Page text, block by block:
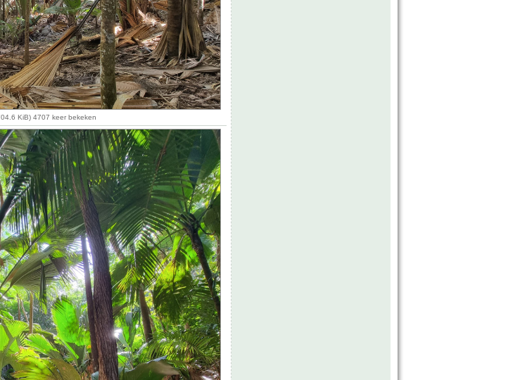
KiB) 4707 keer bekeken